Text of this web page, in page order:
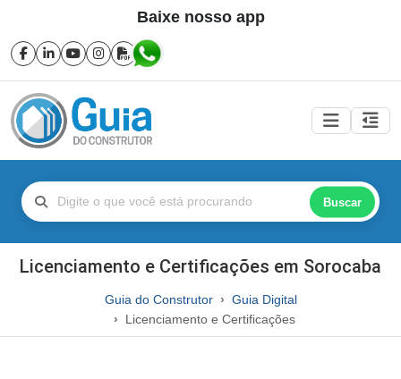
Baixe nosso app
Buscar
Licenciamento e Certificações em Sorocaba
Guia do Construtor
Guia Digital
Licenciamento e Certificações